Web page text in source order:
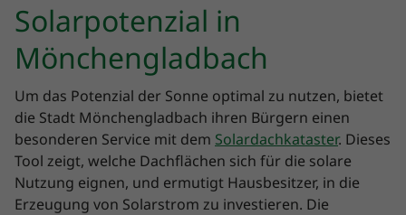
Solarpotenzial in
Mönchengladbach
Um das Potenzial der Sonne optimal zu nutzen, bietet
die Stadt Mönchengladbach ihren Bürgern einen
besonderen Service mit dem Solardachkataster. Dieses
Tool zeigt, welche Dachflächen sich für die solare
Nutzung eignen, und ermutigt Hausbesitzer, in die
Erzeugung von Solarstrom zu investieren. Die